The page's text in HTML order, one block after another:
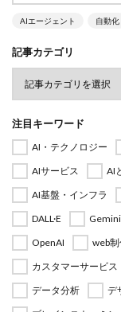
AIエージェント 自動化
記事カテゴリ
注目キーワード
AI・テクノロジー
AIサービス
AI
AI基盤・インフラ
DALL·E
Gemini
OpenAI
web
カスタマーサービス
データ分析
デ